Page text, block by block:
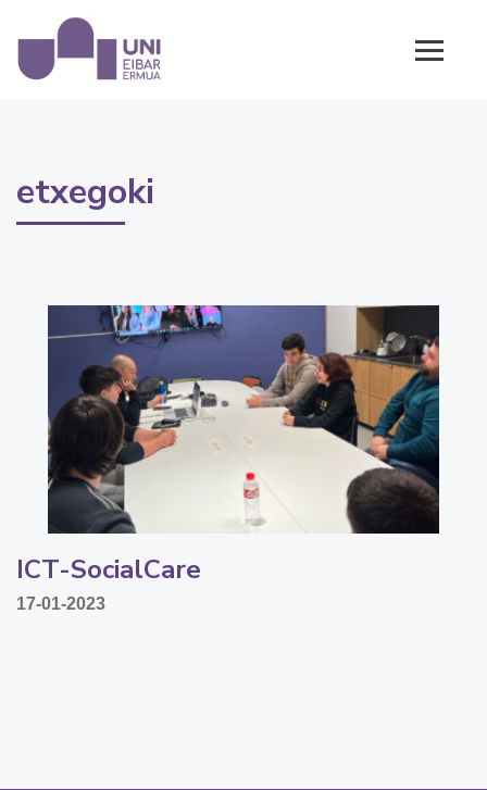
etxegoki
ICT-SocialCare
17-01-2023